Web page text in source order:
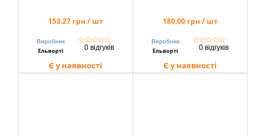
153.27 грн / шт
Виробник
Ельворті
☆☆☆☆☆
0 відгуків
Є у наявності
180.00 грн / шт
Виробник
Ельворті
☆☆☆☆☆
0 відгуків
Є у наявності